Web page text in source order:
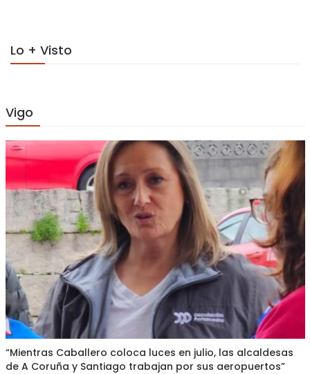
Lo + Visto
Vigo
“Mientras Caballero coloca luces en julio, las alcaldesas
de A Coruña y Santiago trabajan por sus aeropuertos”